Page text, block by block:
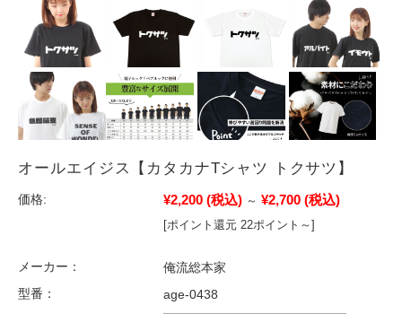
オールエイジス【カタカナTシャツ トクサツ】
価格: ¥2,200 (税込) ～ ¥2,700 (税込)
[ポイント還元 22ポイント～]
メーカー：
俺流総本家
型番：
age-0438